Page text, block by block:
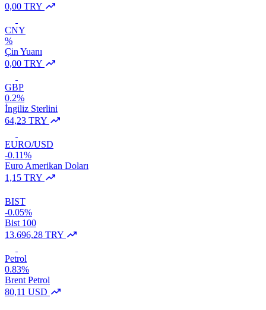
0,00 TRY
CNY
%
Çin Yuanı
0,00 TRY
GBP
0.2%
İngiliz Sterlini
64,23 TRY
EURO/USD
-0.11%
Euro Amerikan Doları
1,15 TRY
BIST
-0.05%
Bist 100
13.696,28 TRY
Petrol
0.83%
Brent Petrol
80,11 USD